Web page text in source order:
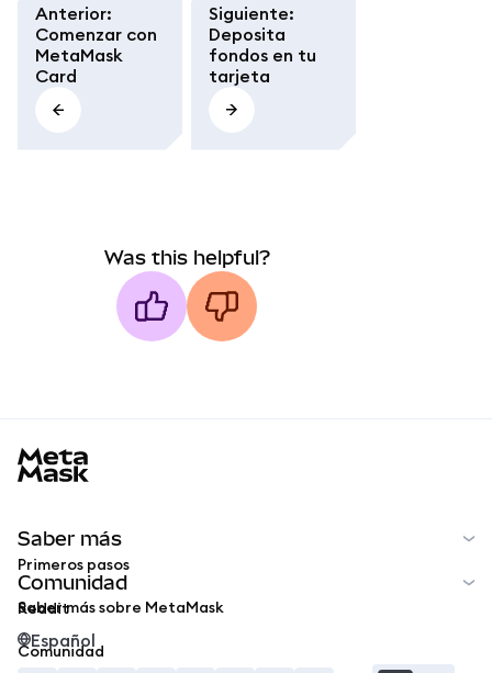
Anterior:
Comenzar con
MetaMask
Card
Siguiente:
Deposita
fondos en tu
tarjeta
Was this helpful?
Saber más
Primeros pasos
Saber más sobre MetaMask
Comunidad
Reddit
Comunidad
Español